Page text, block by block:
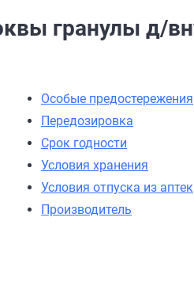
гранулы д/
Особые предостережения
Передозировка
Срок годности
Условия хранения
Условия отпуска из аптек
Производитель